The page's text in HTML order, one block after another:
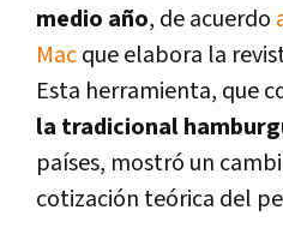
medio año, de acuerdo
Macque elabora la
Esta herramienta, que
la tradicional
países, mostró un
cotización teórica del